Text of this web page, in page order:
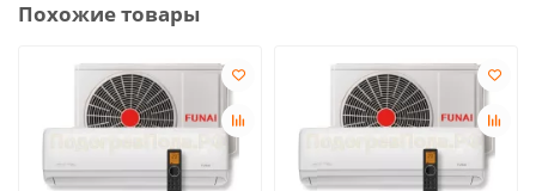
Похожие товары